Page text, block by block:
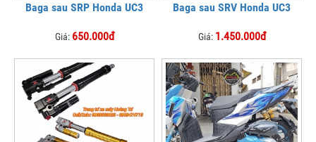
Baga sau SRP Honda UC3
Giá: 650.000đ
Baga sau SRV Honda UC3
Giá: 1.450.000đ